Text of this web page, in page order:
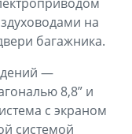
на
багажника.
—
8,8” и
с экраном
системой